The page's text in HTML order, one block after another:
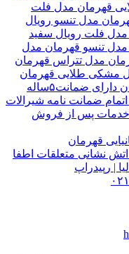
قهرمان مدل فلت
مدل تنسو رویال
فلت رویال سفید
مدل تنسو قهرمان مدل
مدل تتراس قهرمان
مشکی طلایی قهرمان
شیرالات قهرمان دارای ضمانت۵ساله
ضمانت نامه شیرالات
خدمات پس از فروش
قهرمان
نشانی متعلقات اطفا
| رپیدراپ